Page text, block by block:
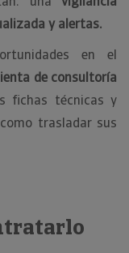
y alertas.
en el
de consultoría
fichas técnicas y
trasladar sus